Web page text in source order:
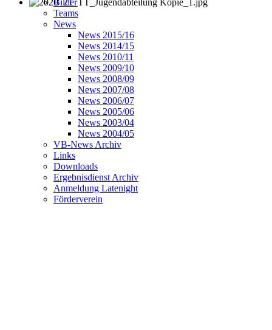
Teams
News
News 2015/16
News 2014/15
News 2010/11
News 2009/10
News 2008/09
News 2007/08
News 2006/07
News 2005/06
News 2003/04
News 2004/05
VB-News Archiv
Links
Downloads
Ergebnisdienst Archiv
Anmeldung Latenight
Förderverein